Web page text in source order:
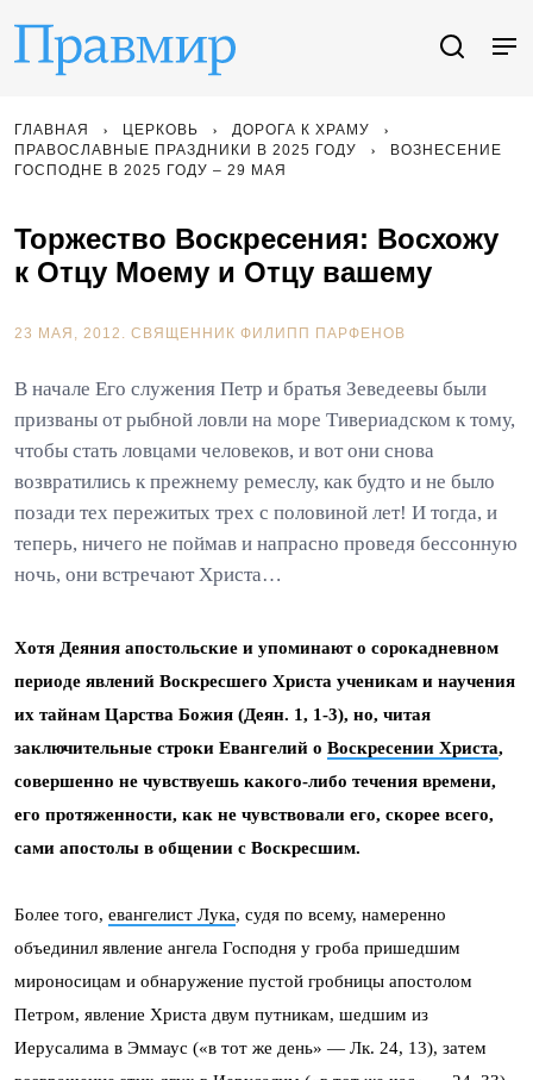
ГЛАВНАЯ ЦЕРКОВЬ
ДОРОГА К ХРАМУ
ПРАВОСЛАВНЫЕ ПРАЗДНИКИ В 2025 ГОДУ
ВОЗНЕСЕНИЕ
ГОСПОДНЕ В 2025 ГОДУ – 29 МАЯ
Торжество Воскресения: Восхожу
к Отцу Моему и Отцу вашему
23 МАЯ, 2012. СВЯЩЕННИК ФИЛИПП ПАРФЕНОВ
В начале Его служения Петр и братья Зеведеевы были
призваны от рыбной ловли на море Тивериадском к тому,
чтобы стать ловцами человеков, и вот они снова
возвратились к прежнему ремеслу, как будто и не было
позади тех пережитых трех с половиной лет! И тогда, и
теперь, ничего не поймав и напрасно проведя бессонную
ночь, они встречают Христа…
Хотя Деяния апостольские и упоминают о сорокадневном
периоде явлений Воскресшего Христа ученикам и научения
их тайнам Царства Божия (Деян. 1, 1-3), но, читая
заключительные строки Евангелий о Воскресении Христа,
совершенно не чувствуешь какого-либо течения времени,
его протяженности, как не чувствовали его, скорее всего,
сами апостолы в общении с Воскресшим.
Более того, евангелист Лука, судя по всему, намеренно
объединил явление ангела Господня у гроба пришедшим
мироносицам и обнаружение пустой гробницы апостолом
Петром, явление Христа двум путникам, шедшим из
Иерусалима в Эммаус («в тот же день» — Лк. 24, 13), затем